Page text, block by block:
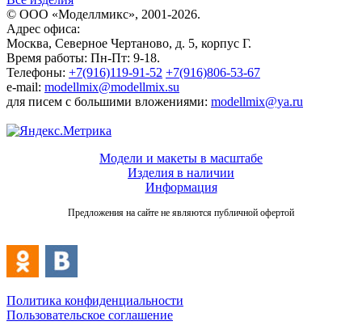
© ООО «Моделлмикс», 2001-2026.
Адрес офиса:
Москва, Северное Чертаново, д. 5, корпус Г.
Время работы: Пн-Пт: 9-18.
Телефоны: +7(916)119-91-52 +7(916)806-53-67
e-mail: modellmix@modellmix.su
для писем с большими вложениями: modellmix@ya.ru
Модели и макеты в масштабе
Изделия в наличии
Информация
Предложения на сайте не являются публичной офертой
Политика конфиденциальности
Пользовательское соглашение